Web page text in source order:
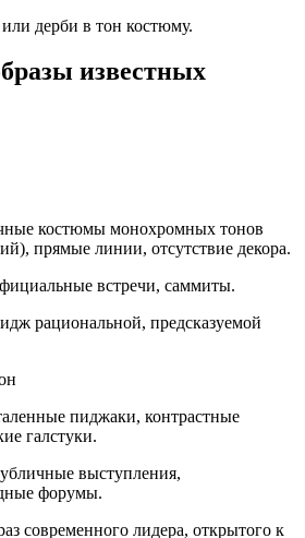
дерби в тон костюму.
известных
костюмы монохромных тонов
прямые линии, отсутствие декора.
встречи, саммиты.
рациональной, предсказуемой
пиджаки, контрастные
галстуки.
выступления,
форумы.
современного лидера, открытого к